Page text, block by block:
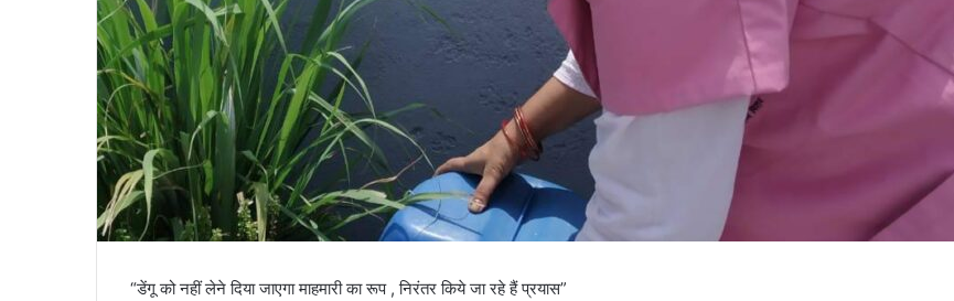
“डेंगू को नहीं लेने दिया जाएगा माहमारी का रूप , निरंतर किये जा रहे हैं प्रयास”